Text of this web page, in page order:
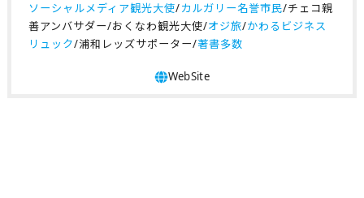
ソーシャルメディア観光大使/カルガリー名誉市民/チェコ親
善アンバサダー/おくなわ観光大使/オジ旅/かわるビジネス
リュック/浦和レッズサポーター/著書多数